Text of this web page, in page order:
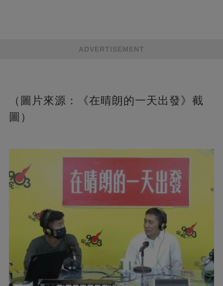
ADVERTISEMENT
（圖片來源：《在晴朗的一天出發》截
圖）